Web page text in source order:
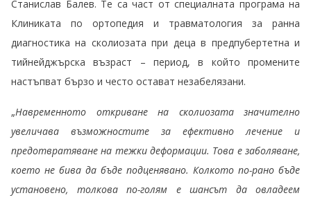
Станислав Балев. Те са част от специалната програма на
Клиниката по ортопедия и травматология за ранна
диагностика на сколиозата при деца в предпубертетна и
тийнейджърска възраст – период, в който промените
настъпват бързо и често остават незабелязани.
„Навременното откриване на сколиозата значително
увеличава възможностите за ефективно лечение и
предотвратяване на тежки деформации. Това е заболяване,
което не бива да бъде подценявано. Колкото по-рано бъде
установено, толкова по-голям е шансът да овладеем